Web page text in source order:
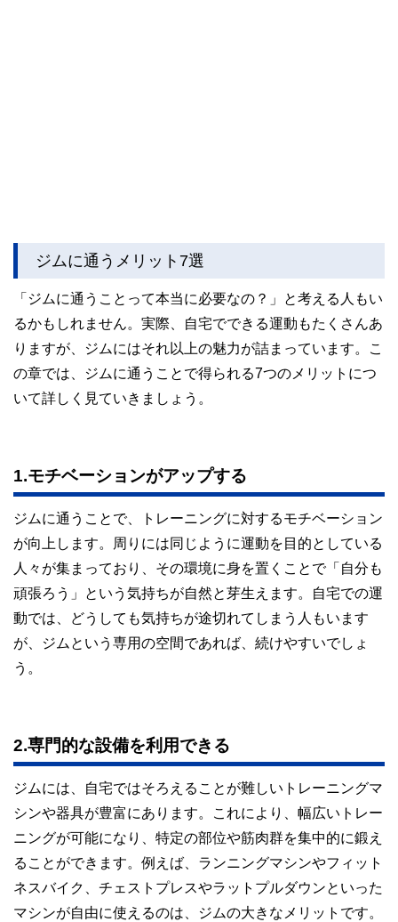
ジムに通うメリット7選
「ジムに通うことって本当に必要なの？」と考える人もい
るかもしれません。実際、自宅でできる運動もたくさんあ
りますが、ジムにはそれ以上の魅力が詰まっています。こ
の章では、ジムに通うことで得られる7つのメリットにつ
いて詳しく見ていきましょう。
1.モチベーションがアップする
ジムに通うことで、トレーニングに対するモチベーション
が向上します。周りには同じように運動を目的としている
人々が集まっており、その環境に身を置くことで「自分も
頑張ろう」という気持ちが自然と芽生えます。自宅での運
動では、どうしても気持ちが途切れてしまう人もいます
が、ジムという専用の空間であれば、続けやすいでしょ
う。
2.専門的な設備を利用できる
ジムには、自宅ではそろえることが難しいトレーニングマ
シンや器具が豊富にあります。これにより、幅広いトレー
ニングが可能になり、特定の部位や筋肉群を集中的に鍛え
ることができます。例えば、ランニングマシンやフィット
ネスバイク、チェストプレスやラットプルダウンといった
マシンが自由に使えるのは、ジムの大きなメリットです。